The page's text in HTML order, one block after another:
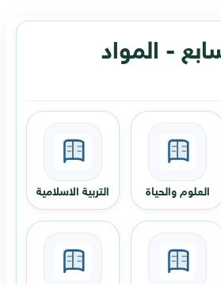
- المواد
العلوم والحياة التربية الاسلامية